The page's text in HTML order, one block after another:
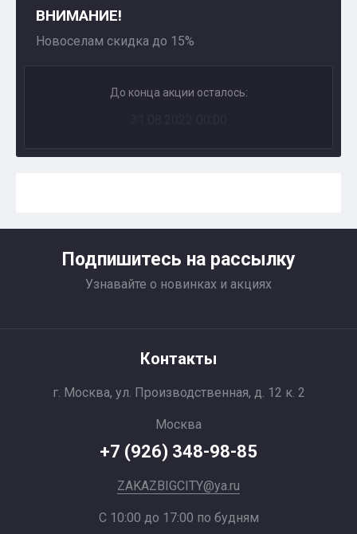
ВНИМАНИЕ!
Новоселам скидка до 15%
До конца акции осталось:
Подпишитесь на рассылку
Узнавайте о новинках и акциях
Контакты
г. Москва, ул. Производственная, д. 12 к. 2
Москва
+7 (926) 348-98-85
ZAKAZBIGCITY@ya.ru
С 10:00 до 17:00 по будням